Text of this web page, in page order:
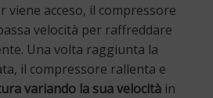
viene acceso, il compressore
velocità per raffreddare
Una volta raggiunta la
il compressore rallenta e
variando la sua velocità in